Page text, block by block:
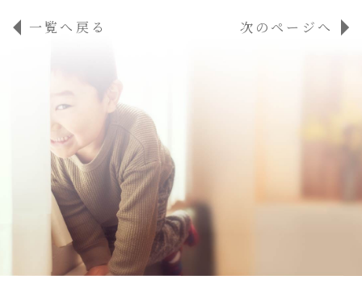
一覧へ戻る 次のページへ